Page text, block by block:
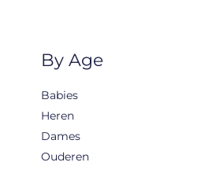
By Age
Babies
Heren
Dames
Ouderen